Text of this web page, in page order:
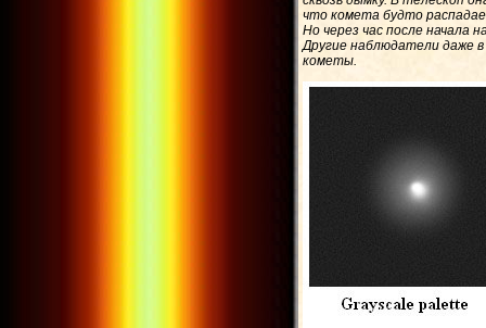
что комета будто
Но через час после начала
Другие наблюдатели даже
кометы.